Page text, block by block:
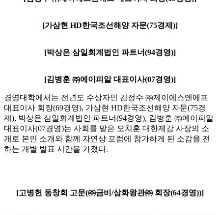
[가삼현 HD한국조선해양 자문(75경제)]
[박상은 삼일회계법인 파트너(94경영)]
[김병훈 ㈜에이피알 대표이사(07경영)]
경영대학에서는 전년도 수상자인 김정수 ㈜제이에스앤에프
대표이사 회장(69경영), 가삼현 HD한국조선해양 자문(75경
제), 박상은 삼일회계법인 파트너(94경영), 김병훈 ㈜에이피알
대표이사(07경영)는 사회를 맡은 오치훈 대한제강 사장의 소
개로 본인 소개와 함께 자연상 포럼에 참가하게 된 소감을 전
하는 개별 발표 시간을 가졌다.
[고병헌 동창회 고문(㈜금비/삼화왕관㈜ 회장(64경영))]